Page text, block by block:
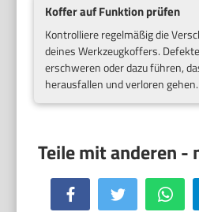
Koffer auf Funktion prüfen
Kontrolliere regelmäßig die
deines Werkzeugkoffers.
erschweren oder dazu führen,
herausfallen und verloren gehen.
Facebook Twitter